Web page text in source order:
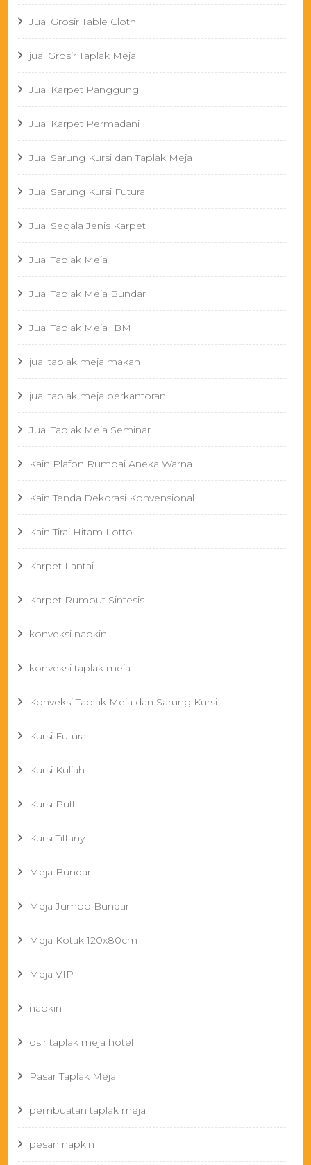
Jual Grosir Table Cloth
jual Grosir Taplak Meja
Jual Karpet Panggung
Jual Karpet Permadani
Jual Sarung Kursi dan Taplak Meja
Jual Sarung Kursi Futura
Jual Segala Jenis Karpet
Jual Taplak Meja
Jual Taplak Meja Bundar
Jual Taplak Meja IBM
jual taplak meja makan
jual taplak meja perkantoran
Jual Taplak Meja Seminar
Kain Plafon Rumbai Aneka Warna
Kain Tenda Dekorasi Konvensional
Kain Tirai Hitam Lotto
Karpet Lantai
Karpet Rumput Sintesis
konveksi napkin
konveksi taplak meja
Konveksi Taplak Meja dan Sarung Kursi
Kursi Futura
Kursi Kuliah
Kursi Puff
Kursi Tiffany
Meja Bundar
Meja Jumbo Bundar
Meja Kotak 120x80cm
Meja VIP
napkin
osir taplak meja hotel
Pasar Taplak Meja
pembuatan taplak meja
pesan napkin